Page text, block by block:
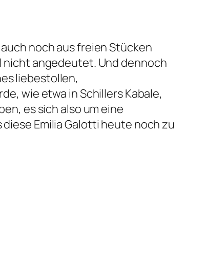
noch aus freien Stücken
nicht angedeutet. Und dennoch
liebestollen,
wie etwa in Schillers Kabale,
es sich also um eine
Emilia Galotti heute noch zu